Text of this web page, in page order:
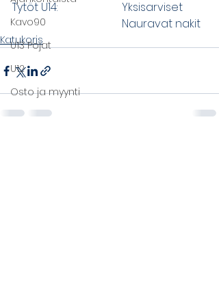
Kavo90
U13 Pojat
U12
Osto ja myynti
Tytöt U14:			Yksisarviset
				Nauravat nakit
Katukoris